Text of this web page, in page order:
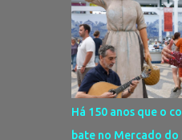
edifício público
preparava para
acabando detido
Patrulhamento da
detenção por furto A
dia 4 de Agosto, -
quinta-feira - numa
Há 150 anos que o
bate no Mercado